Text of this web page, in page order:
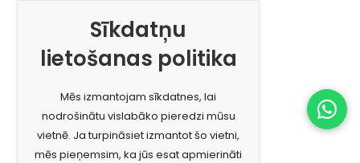
Sīkdatņu
lietošanas politika
Mēs izmantojam sīkdatnes, lai
nodrošinātu vislabāko pieredzi mūsu
vietnē. Ja turpināsiet izmantot šo vietni,
mēs pieņemsim, ka jūs esat apmierināti